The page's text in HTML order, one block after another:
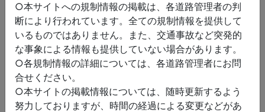
○本サイトへの規制情報の掲載は、各道路管理者の判
断により行われています。全ての規制情報を提供して
いるものではありません。また、交通事故など突発的
な事象による情報も提供していない場合があります。
○各規制情報の詳細については、各道路管理者にお問
合せください。
○本サイトの掲載情報については、随時更新するよう
努力しておりますが、時間の経過による変更などがあ